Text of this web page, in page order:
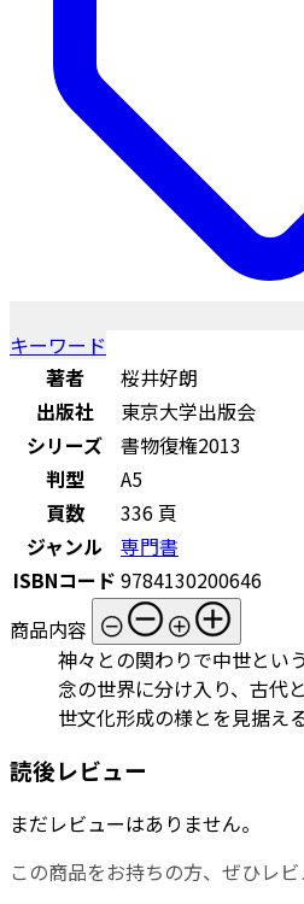
キーワード
著者
桜井好朗
出版社
東京大学出版会
シリーズ
書物復権2013
判型
A5
頁数
336 頁
ジャンル
専門書
ISBNコード 9784130200646
商品内容
神々との関わりで中世とい
念の世界に分け入り、古代
世文化形成の様とを見据える
読後レビュー
まだレビューはありません。
この商品をお持ちの方、ぜひレビ